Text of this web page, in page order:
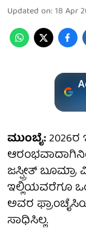
Updated on: 18 Apr
ಮುಂಬೈ:
ಜಸ್ಪ್ರೀತ್
ಇಲ್ಲಿಯವರೆಗೂ
ಅವರ
ಸಾಧಿಸಿಲ್ಲ.